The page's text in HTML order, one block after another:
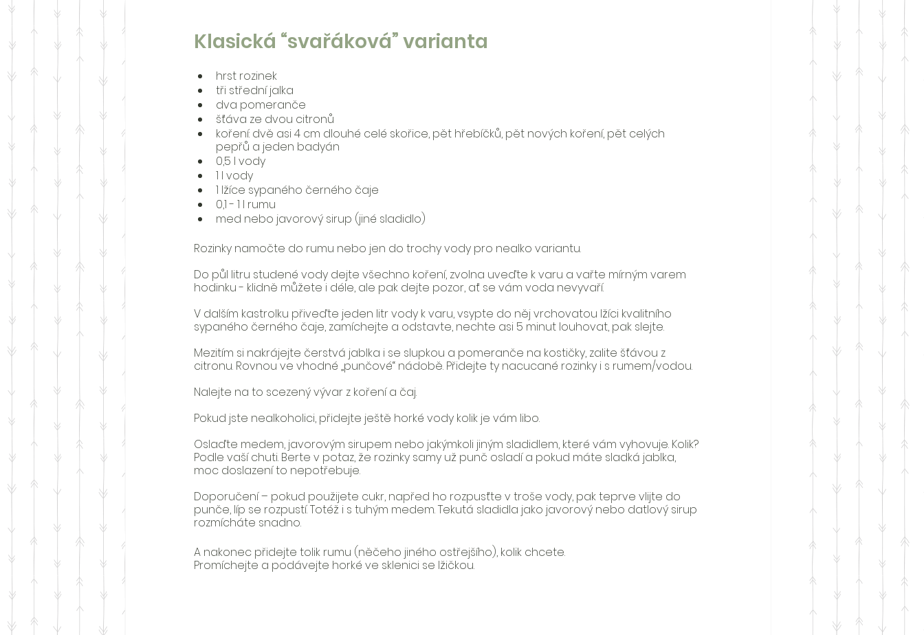
Klasická “svařáková” varianta
hrst rozinek
tři střední jalka
dva pomeranče
šťáva ze dvou citronů
koření: dvě asi 4 cm dlouhé celé skořice, pět hřebíčků, pět nových koření, pět celých
pepřů a jeden badyán
0,5 l vody
1 l vody
1 lžíce sypaného černého čaje
0,1 - 1 l rumu
med nebo javorový sirup (jiné sladidlo)
Rozinky namočte do rumu nebo jen do trochy vody pro nealko variantu.
Do půl litru studené vody dejte všechno koření, zvolna uveďte k varu a vařte mírným varem
hodinku - klidně můžete i déle, ale pak dejte pozor, ať se vám voda nevyvaří.
V dalším kastrolku přiveďte jeden litr vody k varu, vsypte do něj vrchovatou lžíci kvalitního
sypaného černého čaje, zamíchejte a odstavte, nechte asi 5 minut louhovat, pak slejte.
Mezitím si nakrájejte čerstvá jablka i se slupkou a pomeranče na kostičky, zalite šťávou z
citronu. Rovnou ve vhodné „punčové“ nádobě. Přidejte ty nacucané rozinky i s rumem/vodou.
Nalejte na to scezený vývar z koření a čaj.
Pokud jste nealkoholici, přidejte ještě horké vody kolik je vám libo.
Oslaďte medem, javorovým sirupem nebo jakýmkoli jiným sladidlem, které vám vyhovuje. Kolik?
Podle vaší chuti. Berte v potaz, že rozinky samy už punč osladí a pokud máte sladká jablka,
moc doslazení to nepotřebuje.
Doporučení – pokud použijete cukr, napřed ho rozpusťte v troše vody, pak teprve vlijte do
punče, líp se rozpustí. Totéž i s tuhým medem. Tekutá sladidla jako javorový nebo datlový sirup
rozmícháte snadno.
A nakonec přidejte tolik rumu (něčeho jiného ostřejšího), kolik chcete.
Promíchejte a podávejte horké ve sklenici se lžičkou.